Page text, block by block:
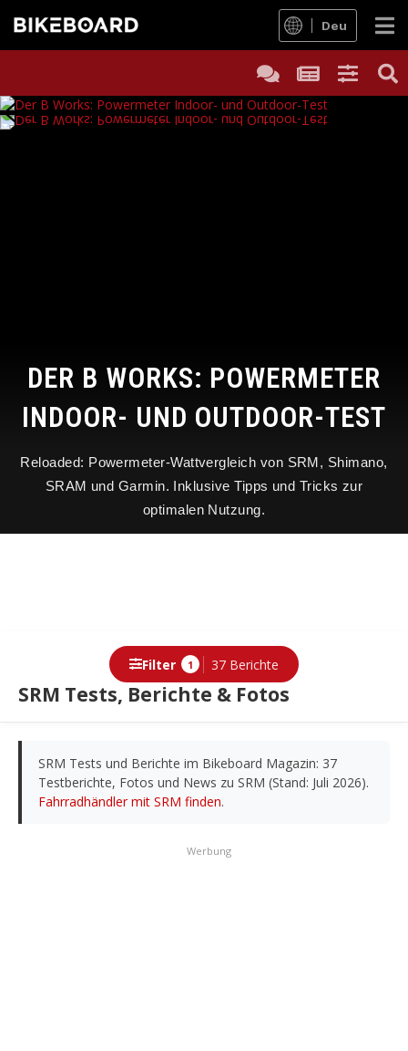
Deu
DER B WORKS: POWERMETER
INDOOR- UND OUTDOOR-TEST
Reloaded: Powermeter-Wattvergleich von SRM, Shimano,
SRAM und Garmin. Inklusive Tipps und Tricks zur
optimalen Nutzung.
SRM Tests, Berichte & Fotos
Filter 1 37 Berichte
Berichte
SRM Tests und Berichte im Bikeboard Magazin: 37
Testberichte, Fotos und News zu SRM (Stand: Juli 2026).
Fahrradhändler mit SRM finden.
Werbung